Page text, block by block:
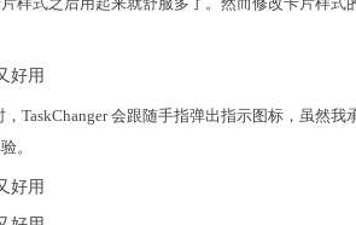
TaskChanger 会跟随手指弹出指示图标，虽然我
。